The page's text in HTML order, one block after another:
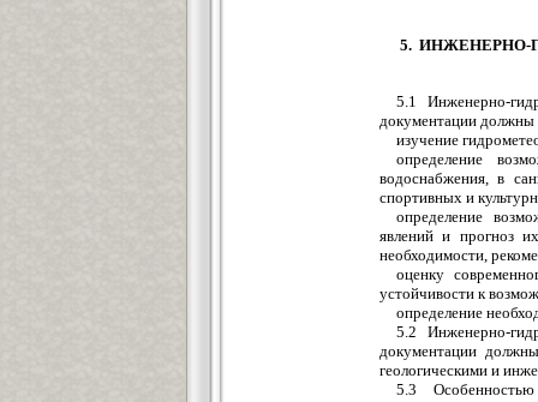
5. ИНЖЕНЕРНО-
5.1 Инженерно-
документации должны
изучение
определение
водоснабжения, в
спортивных и
определение
явлений и прогноз
необходимости,
оценку
устойчивости к
определение
5.2 Инженерно-
документации
геологическими и
5.3 Особенностью